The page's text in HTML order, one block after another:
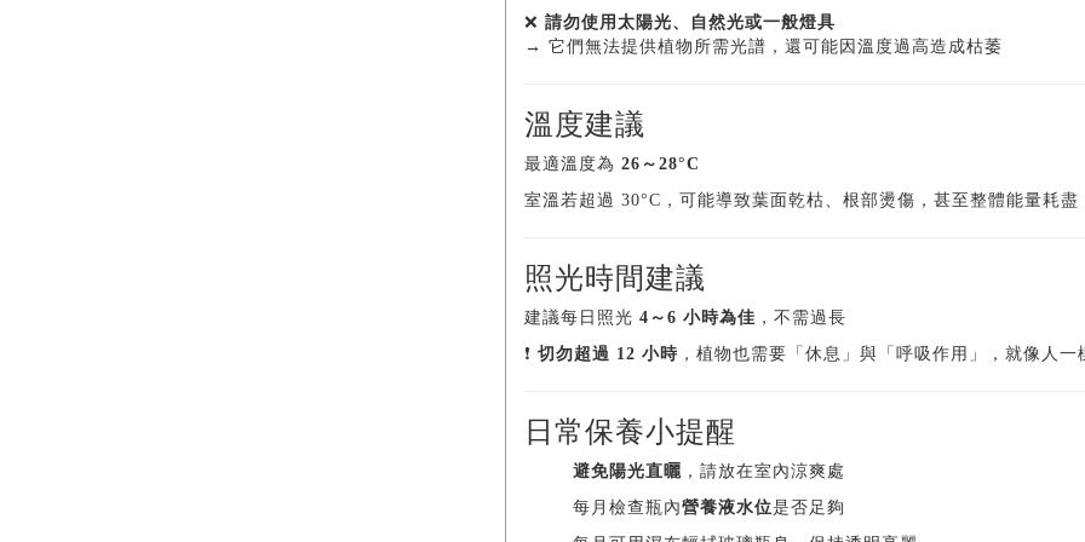
❌ 請勿使用太陽光、自然光或一般燈具
→ 它們無法提供植物所需光譜，還可能因溫度過高造成枯萎
溫度建議
最適溫度為 26～28°C
室溫若超過 30°C，可能導致葉面乾枯、根部燙傷，甚至整體能量耗盡
照光時間建議
建議每日照光 4～6 小時為佳 ，不需過長
❗ 切勿超過 12 小時 ，植物也需要「休息」與「呼吸作用」，就像人一
日常保養小提醒
避免陽光直曬 ，請放在室內涼爽處
每月檢查瓶內營養液水位是否足夠